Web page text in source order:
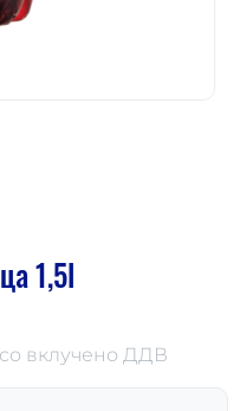
1,5l
вклучено ДДВ